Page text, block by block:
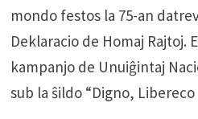
mondo festos la 75-an
Deklaracio de Homaj Rajtoj.
kampanjo de Unuiĝintaj
sub la ŝildo “Digno,